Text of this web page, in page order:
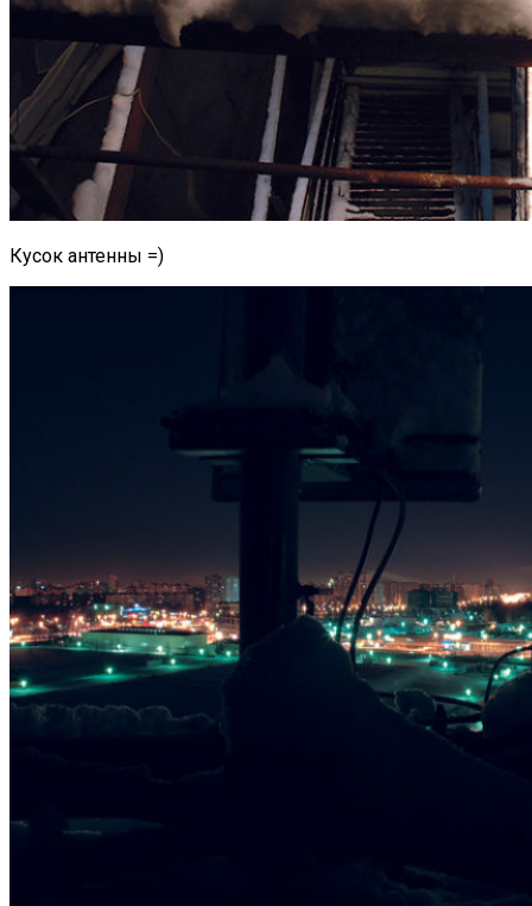
Кусок антенны =)